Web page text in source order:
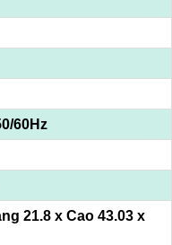
60Hz
21.8 x Cao 43.03 x